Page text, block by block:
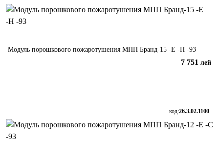
Модуль порошкового пожаротушения МПП Бранд-15 -Е -Н -93
7 751 лей
код:26.3.02.1100